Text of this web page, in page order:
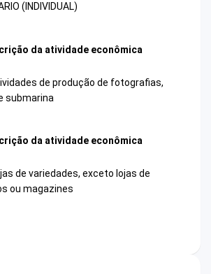
(INDIVIDUAL)
da atividade econômica
de produção de fotografias,
submarina
da atividade econômica
de variedades, exceto lojas de
ou magazines